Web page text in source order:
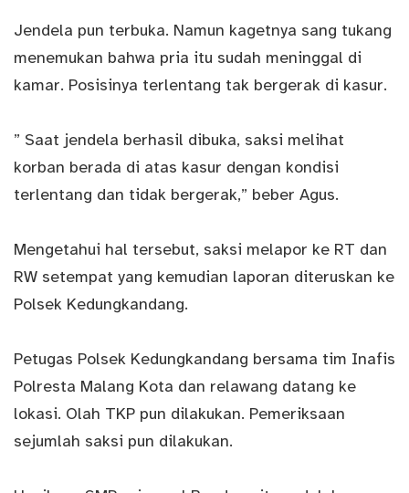
Jendela pun terbuka. Namun kagetnya sang tukang
menemukan bahwa pria itu sudah meninggal di
kamar. Posisinya terlentang tak bergerak di kasur.
” Saat jendela berhasil dibuka, saksi melihat
korban berada di atas kasur dengan kondisi
terlentang dan tidak bergerak,” beber Agus.
Mengetahui hal tersebut, saksi melapor ke RT dan
RW setempat yang kemudian laporan diteruskan ke
Polsek Kedungkandang.
Petugas Polsek Kedungkandang bersama tim Inafis
Polresta Malang Kota dan relawang datang ke
lokasi. Olah TKP pun dilakukan. Pemeriksaan
sejumlah saksi pun dilakukan.